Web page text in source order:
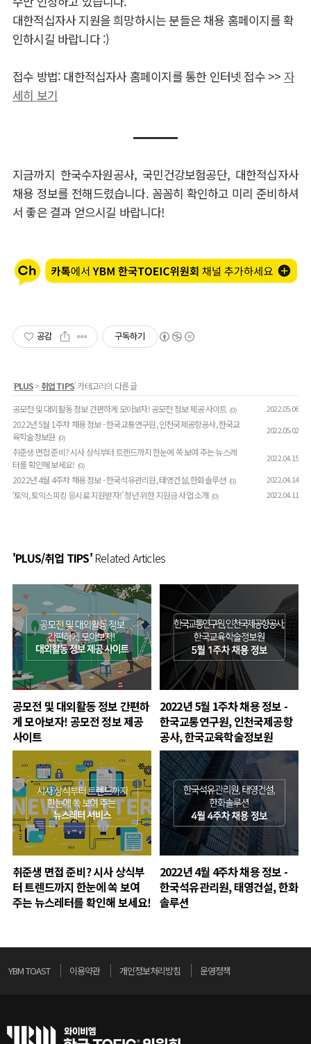
대한적십자사 지원을 희망하시는 분들은 채용 홈페이지를 확
인하시길 바랍니다 :)
접수 방법: 대한적십자사 홈페이지를 통한 인터넷 접수 >> 자
세히 보기
지금까지 한국수자원공사, 국민건강보험공단, 대한적십자사
채용 정보를 전해드렸습니다. 꼼꼼히 확인하고 미리 준비하셔
서 좋은 결과 얻으시길 바랍니다!
공감 구독하기
'PLUS>취업 TIPS' 카테고리의 다른 글
공모전 및 대외활동 정보 간편하게 모아보자! 공모전 정보 제공 사이트 (0) 2022.05.06
2022년 5월 1주차 채용 정보 - 한국교통연구원, 인천국제공항공사, 한국교
육학술정보원 (0)
2022.05.02
취준생 면접 준비? 시사 상식부터 트렌드까지 한눈에 쏙 보여 주는 뉴스레
터를 확인해 보세요! (0)
2022.04.15
2022년 4월 4주차 채용 정보 - 한국석유관리원, 태영건설, 한화솔루션 (0) 2022.04.14
‘토익, 토익스피킹 응시료 지원받자!’ 청년 위한 지원금 사업 소개 (0) 2022.04.11
'PLUS/취업 TIPS'Related Articles
공모전 및 대외활동 정보 간편하
게 모아보자! 공모전 정보 제공
사이트
2022년 5월 1주차 채용 정보 -
한국교통연구원, 인천국제공항
공사, 한국교육학술정보원
취준생 면접 준비? 시사 상식부
터 트렌드까지 한눈에 쏙 보여
주는 뉴스레터를 확인해 보세요!
2022년 4월 4주차 채용 정보 -
한국석유관리원, 태영건설, 한화
솔루션
YBM TOAST 이용약관 개인정보처리방침 운영정책